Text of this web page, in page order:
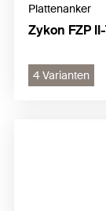
Plattenanker
Zykon FZP
4 Varianten